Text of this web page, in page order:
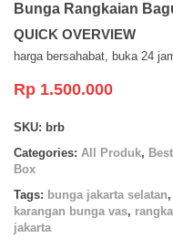
Bunga Rangkaian
QUICK OVERVIEW
harga bersahabat, buka 24
Rp 1.500.000
SKU: brb
Categories: All Produk,
Box
Tags: bunga jakarta selatan,
karangan bunga vas,
jakarta